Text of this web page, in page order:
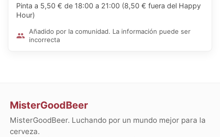
Pinta a 5,50 € de 18:00 a 21:00 (8,50 € fuera del Happy
Hour)
Añadido por la comunidad. La información puede ser
incorrecta
MisterGoodBeer
MisterGoodBeer. Luchando por un mundo mejor para la
cerveza.